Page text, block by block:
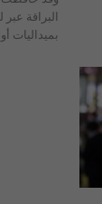
البراقة
بميداليات